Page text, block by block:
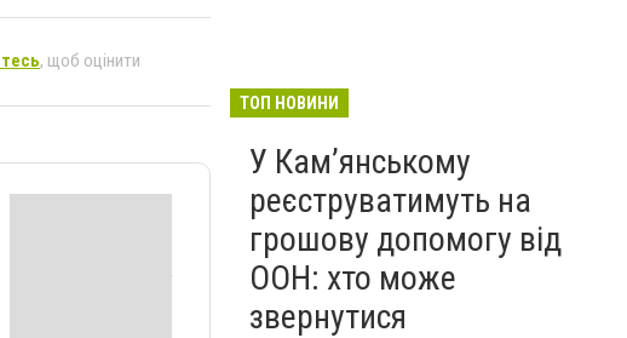
, щоб оцінити
ТОП НОВИНИ
У Кам’янському
реєструватимуть на
грошову допомогу від
ООН: хто може
звернутися